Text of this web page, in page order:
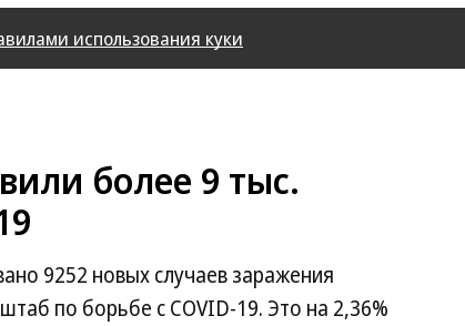
использования куки
более 9 тыс.
9252 новых случаев заражения
по борьбе с COVID-19. Это на 2,36%